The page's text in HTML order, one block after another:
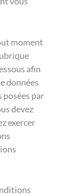
moment
afin
données
posées par
devez
exercer